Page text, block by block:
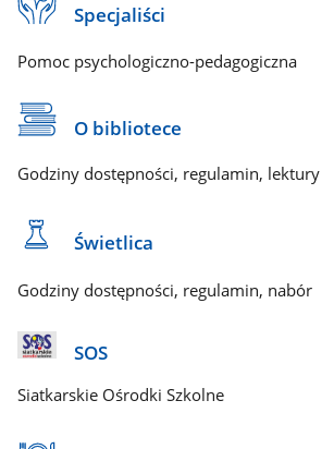
Specjaliści
Pomoc psychologiczno-pedagogiczna
O bibliotece
Godziny dostępności, regulamin, lektury
Świetlica
Godziny dostępności, regulamin, nabór
SOS
Siatkarskie Ośrodki Szkolne